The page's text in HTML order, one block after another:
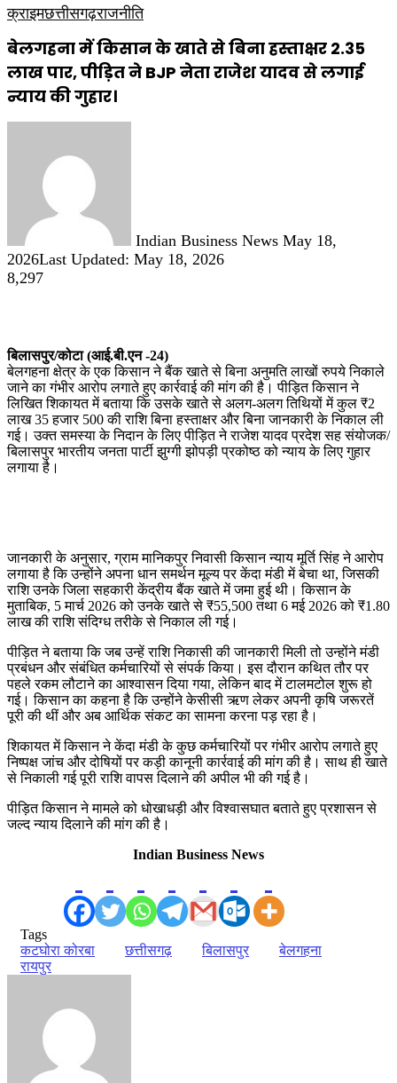
क्राइमछत्तीसगढ़राजनीति
बेलगहना में किसान के खाते से बिना हस्ताक्षर ₹2.35
लाख पार, पीड़ित ने BJP नेता राजेश यादव से लगाई
न्याय की गुहार।
Indian Business News May 18,
2026Last Updated: May 18, 2026
8,297
बिलासपुर/कोटा (आई.बी.एन -24)
बेलगहना क्षेत्र के एक किसान ने बैंक खाते से बिना अनुमति लाखों रुपये निकाले
जाने का गंभीर आरोप लगाते हुए कार्रवाई की मांग की है। पीड़ित किसान ने
लिखित शिकायत में बताया कि उसके खाते से अलग-अलग तिथियों में कुल ₹2
लाख 35 हजार 500 की राशि बिना हस्ताक्षर और बिना जानकारी के निकाल ली
गई। उक्त समस्या के निदान के लिए पीड़ित ने राजेश यादव प्रदेश सह संयोजक/
बिलासपुर भारतीय जनता पार्टी झुग्गी झोपड़ी प्रकोष्ठ को न्याय के लिए गुहार
लगाया है।
जानकारी के अनुसार, ग्राम मानिकपुर निवासी किसान न्याय मूर्ति सिंह ने आरोप
लगाया है कि उन्होंने अपना धान समर्थन मूल्य पर केंदा मंडी में बेचा था, जिसकी
राशि उनके जिला सहकारी केंद्रीय बैंक खाते में जमा हुई थी। किसान के
मुताबिक, 5 मार्च 2026 को उनके खाते से ₹55,500 तथा 6 मई 2026 को ₹1.80
लाख की राशि संदिग्ध तरीके से निकाल ली गई।
पीड़ित ने बताया कि जब उन्हें राशि निकासी की जानकारी मिली तो उन्होंने मंडी
प्रबंधन और संबंधित कर्मचारियों से संपर्क किया। इस दौरान कथित तौर पर
पहले रकम लौटाने का आश्वासन दिया गया, लेकिन बाद में टालमटोल शुरू हो
गई। किसान का कहना है कि उन्होंने केसीसी ऋण लेकर अपनी कृषि जरूरतें
पूरी की थीं और अब आर्थिक संकट का सामना करना पड़ रहा है।
शिकायत में किसान ने केंदा मंडी के कुछ कर्मचारियों पर गंभीर आरोप लगाते हुए
निष्पक्ष जांच और दोषियों पर कड़ी कानूनी कार्रवाई की मांग की है। साथ ही खाते
से निकाली गई पूरी राशि वापस दिलाने की अपील भी की गई है।
पीड़ित किसान ने मामले को धोखाधड़ी और विश्वासघात बताते हुए प्रशासन से
जल्द न्याय दिलाने की मांग की है।
Indian Business News
Tags
कटघोरा कोरबा
छत्तीसगढ़ बिलासपुर
बेलगहना
रायपुर